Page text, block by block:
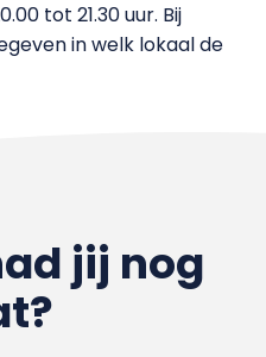
tot 21.30 uur. Bij
in welk lokaal de
jij nog